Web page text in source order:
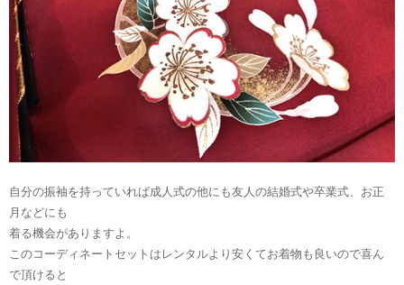
自分の振袖を持っていれば成人式の他にも友人の結婚式や卒業式、お正
月などにも
着る機会がありますよ。
このコーディネートセットはレンタルより安くてお着物も良いので喜ん
で頂けると